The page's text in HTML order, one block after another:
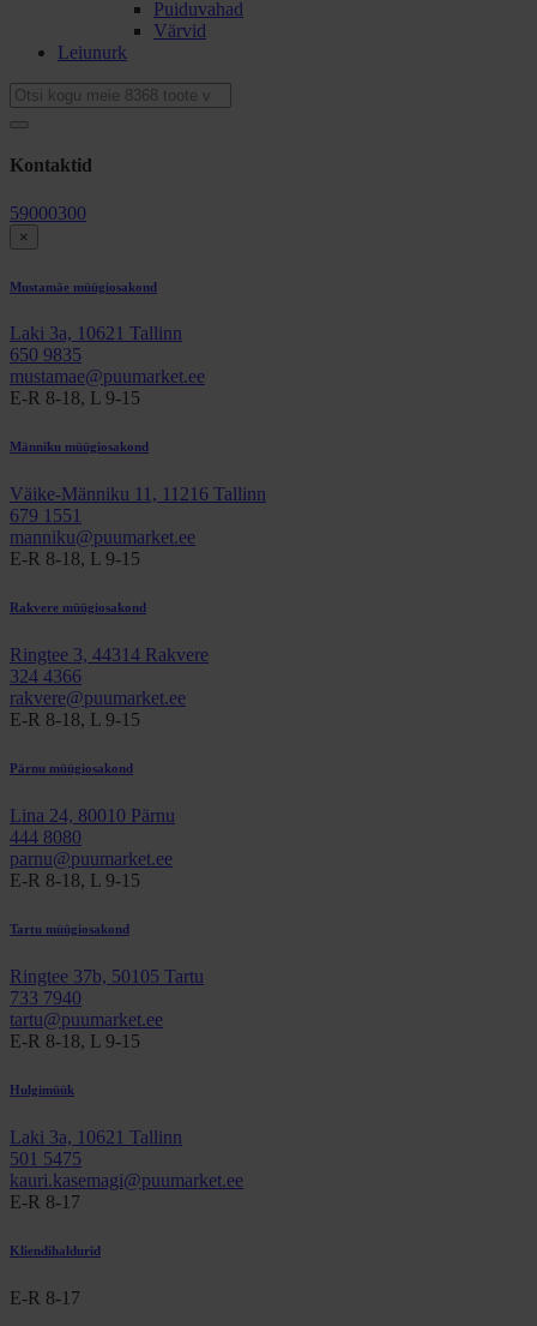
Puiduvahad
Värvid
Leiunurk
Kontaktid
59000300
×
Mustamäe müügiosakond
Laki 3a, 10621 Tallinn
650 9835
mustamae@puumarket.ee
E-R 8-18, L 9-15
Männiku müügiosakond
Väike-Männiku 11, 11216 Tallinn
679 1551
manniku@puumarket.ee
E-R 8-18, L 9-15
Rakvere müügiosakond
Ringtee 3, 44314 Rakvere
324 4366
rakvere@puumarket.ee
E-R 8-18, L 9-15
Pärnu müügiosakond
Lina 24, 80010 Pärnu
444 8080
parnu@puumarket.ee
E-R 8-18, L 9-15
Tartu müügiosakond
Ringtee 37b, 50105 Tartu
733 7940
tartu@puumarket.ee
E-R 8-18, L 9-15
Hulgimüük
Laki 3a, 10621 Tallinn
501 5475
kauri.kasemagi@puumarket.ee
E-R 8-17
Kliendihaldurid
E-R 8-17